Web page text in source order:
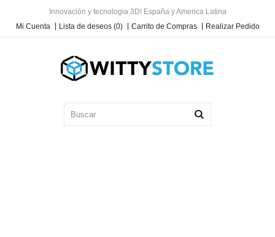
Innovación y tecnologia 3D! España y America Latina
Mi Cuenta
Lista de deseos (0) Carrito de Compras Realizar Pedido